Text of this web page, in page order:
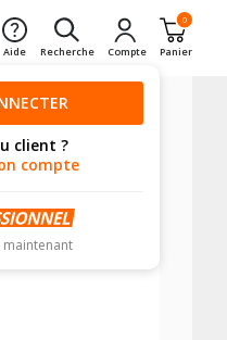
Aide Recherche Compte
0
Panier
client ?
compte